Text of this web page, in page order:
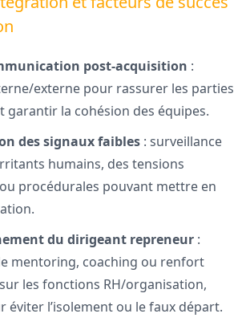
post-acquisition :
externe pour rassurer les parties
garantir la cohésion des équipes.
des signaux faibles : surveillance
humains, des tensions
procédurales pouvant mettre en
du dirigeant repreneur :
mentoring, coaching ou renfort
les fonctions RH/organisation,
éviter l’isolement ou le faux départ.